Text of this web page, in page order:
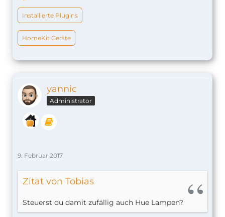
Installierte Plugins
HomeKit Geräte
yannic
Administrator
9. Februar 2017
Zitat von Tobias
Steuerst du damit zufällig auch Hue Lampen?